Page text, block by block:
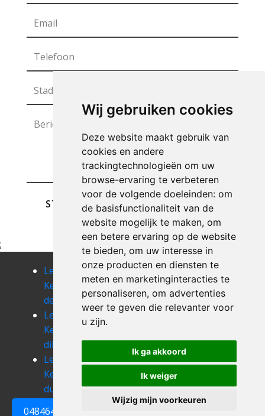
Wij gebruiken cookies
Deze website maakt gebruik van
cookies en andere
trackingtechnologieën om uw
browse-ervaring te verbeteren
voor de volgende doeleinden: om
de basisfunctionaliteit van de
website mogelijk te maken, om
een betere ervaring op de website
te bieden, om uw interesse in
onze producten en diensten te
meten en marketinginteracties te
personaliseren, om advertenties
weer te geven die relevanter voor
u zijn.
Ik ga akkoord
Ik weiger
Wijzig mijn voorkeuren
0484648161
STUREN
;
Leegmaken
Kelder
dentergem
Leegmaken
Kelder
desselgem
Leegmaken
Kelder
dikkebus
Leegmaken
Kelder
diksmuide
Leegmaken
dranouter
Leegmaken
driekapellen
Leegmaken
Kelder
dudzele
Leegmaken
eernegem
Leegmaken
Kelder egem